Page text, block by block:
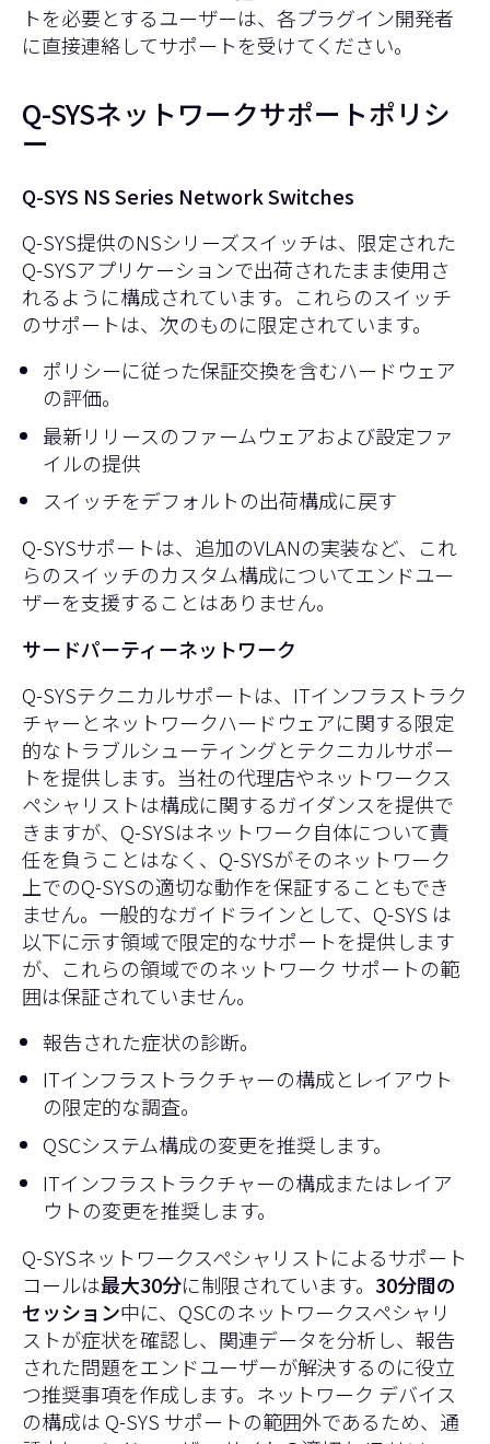
トを必要とするユーザーは、各プラグイン開発者
に直接連絡してサポートを受けてください。
Q-SYSネットワークサポートポリシ
ー
Q-SYS NS Series Network Switches
Q-SYS提供のNSシリーズスイッチは、限定された
Q-SYSアプリケーションで出荷されたまま使用さ
れるように構成されています。これらのスイッチ
のサポートは、次のものに限定されています。
ポリシーに従った保証交換を含むハードウェア
の評価。
最新リリースのファームウェアおよび設定ファ
イルの提供
スイッチをデフォルトの出荷構成に戻す
Q-SYSサポートは、追加のVLANの実装など、これ
らのスイッチのカスタム構成についてエンドユー
ザーを支援することはありません。
サードパーティーネットワーク
Q-SYSテクニカルサポートは、ITインフラストラク
チャーとネットワークハードウェアに関する限定
的なトラブルシューティングとテクニカルサポー
トを提供します。当社の代理店やネットワークス
ペシャリストは構成に関するガイダンスを提供で
きますが、Q-SYSはネットワーク自体について責
任を負うことはなく、Q-SYSがそのネットワーク
上でのQ-SYSの適切な動作を保証することもでき
ません。一般的なガイドラインとして、Q-SYS は
以下に示す領域で限定的なサポートを提供します
が、これらの領域でのネットワーク サポートの範
囲は保証されていません。
報告された症状の診断。
ITインフラストラクチャーの構成とレイアウト
の限定的な調査。
QSCシステム構成の変更を推奨します。
ITインフラストラクチャーの構成またはレイア
ウトの変更を推奨します。
Q-SYSネットワークスペシャリストによるサポート
コールは最大30分に制限されています。 30分間の
セッション中に、QSCのネットワークスペシャリ
ストが症状を確認し、関連データを分析し、報告
された問題をエンドユーザーが解決するのに役立
つ推奨事項を作成します。ネットワーク デバイス
の構成は Q-SYS サポートの範囲外であるため、通